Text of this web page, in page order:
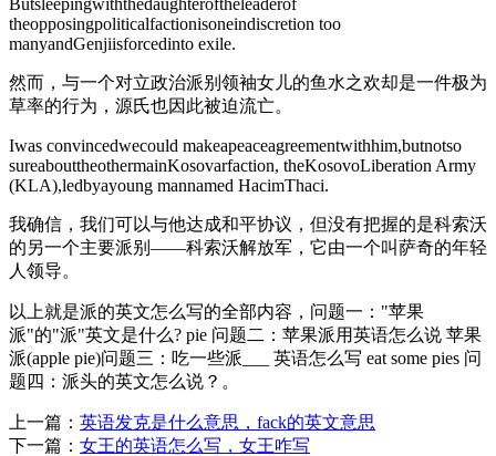
theopposingpoliticalfactionisoneindiscretion too
manyandGenjiisforcedinto exile.
然而，与一个对立政治派别领袖女儿的鱼水之欢却是一件极为
草率的行为，源氏也因此被迫流亡。
Iwas convincedwecould makeapeaceagreementwithhim,butnotso
sureabouttheothermainKosovarfaction, theKosovoLiberation Army
(KLA),ledbyayoung mannamed HacimThaci.
我确信，我们可以与他达成和平协议，但没有把握的是科索沃
的另一个主要派别——科索沃解放军，它由一个叫萨奇的年轻
人领导。
以上就是派的英文怎么写的全部内容，问题一："苹果
派"的"派"英文是什么? pie 问题二：苹果派用英语怎么说 苹果
派(apple pie)问题三：吃一些派___ 英语怎么写 eat some pies 问
题四：派头的英文怎么说？。
上一篇： 英语发克是什么意思，fack的英文意思
下一篇： 女王的英语怎么写，女王咋写